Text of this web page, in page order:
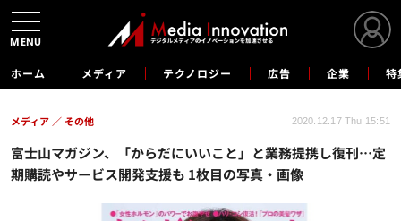
ホーム メディア テクノロジー 広告 企業 特
富士山マガジン、「からだにいいこと」と業務提携し復刊…定
期購読やサービス開発支援も 1枚目の写真・画像
メディア その他 2020.12.17 Thu 15:51
MENU